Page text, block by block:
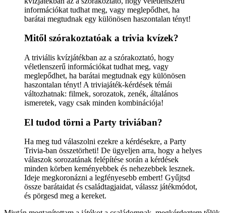
információkat tudhat meg, vagy meglepődhet, ha
barátai megtudnak egy különösen haszontalan tényt!
Mitől szórakoztatóak a trivia kvízek?
A triviális kvízjátékban az a szórakoztató, hogy
véletlenszerű információkat tudhat meg, vagy
meglepődhet, ha barátai megtudnak egy különösen
haszontalan tényt! A triviajáték-kérdések témái
változhatnak: filmek, sorozatok, zenék, általános
ismeretek, vagy csak minden kombinációja!
El tudod törni a Party triviában?
Ha meg tud válaszolni ezekre a kérdésekre, a Party
Trivia-ban összetörheti! De ügyeljen arra, hogy a helyes
válaszok sorozatának felépítése során a kérdések
minden körben keményebbek és nehezebbek lesznek.
Ideje megkoronázni a legfényesebb embert! Gyűjtsd
össze barátaidat és családtagjaidat, válassz játékmódot,
és pörgesd meg a kereket.